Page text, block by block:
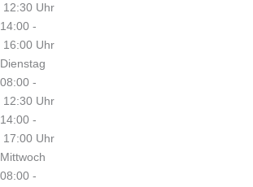
12:30 Uhr
14:00 -
16:00 Uhr
Dienstag
08:00 -
12:30 Uhr
14:00 -
17:00 Uhr
Mittwoch
08:00 -